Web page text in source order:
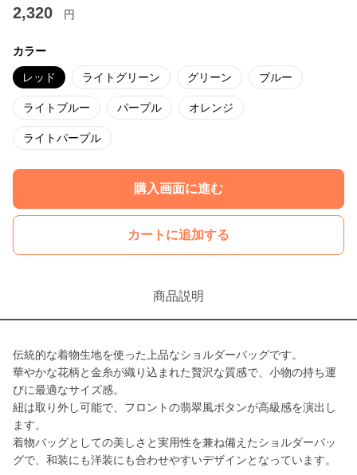
2,320 円
カラー
レッド ライトグリーン グリーン ブルー
ライトブルー パープル オレンジ
ライトパープル
購入画面に進む
カートに追加する
商品説明
伝統的な着物生地を使った上品なショルダーバッグです。
華やかな花柄と金糸が織り込まれた贅沢な質感で、小物の持ち運
びに最適なサイズ感。
紐は取り外し可能で、フロントの翡翠風ボタンが高級感を演出し
ます。
着物バッグとしての美しさと実用性を兼ね備えたショルダーバッ
グで、和装にも洋装にも合わせやすいデザインとなっています。